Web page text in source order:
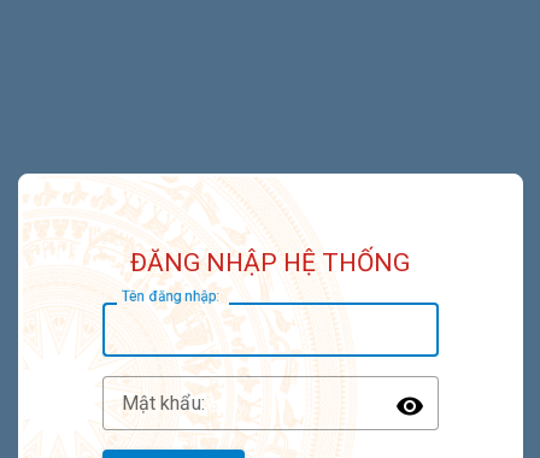
ĐĂNG NHẬP HỆ THỐNG
Tên đăng nhập:
Mật khẩu:
Toggle